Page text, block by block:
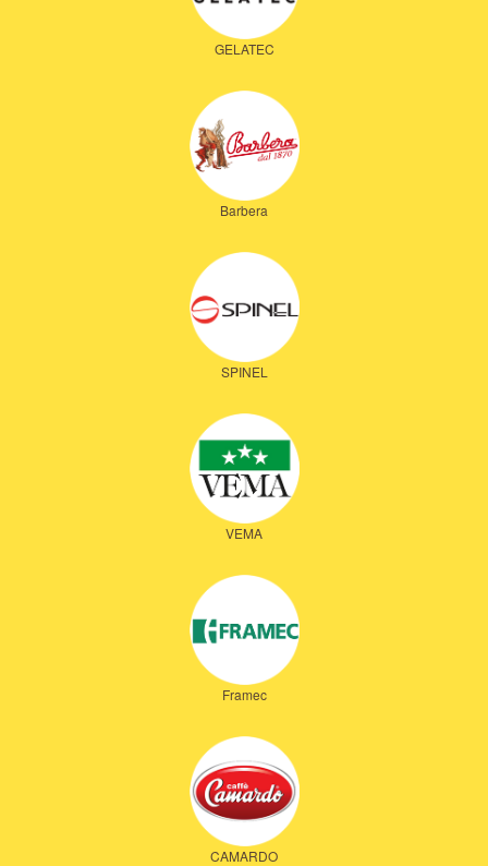
GELATEC
Barbera
SPINEL
VEMA
Framec
CAMARDO